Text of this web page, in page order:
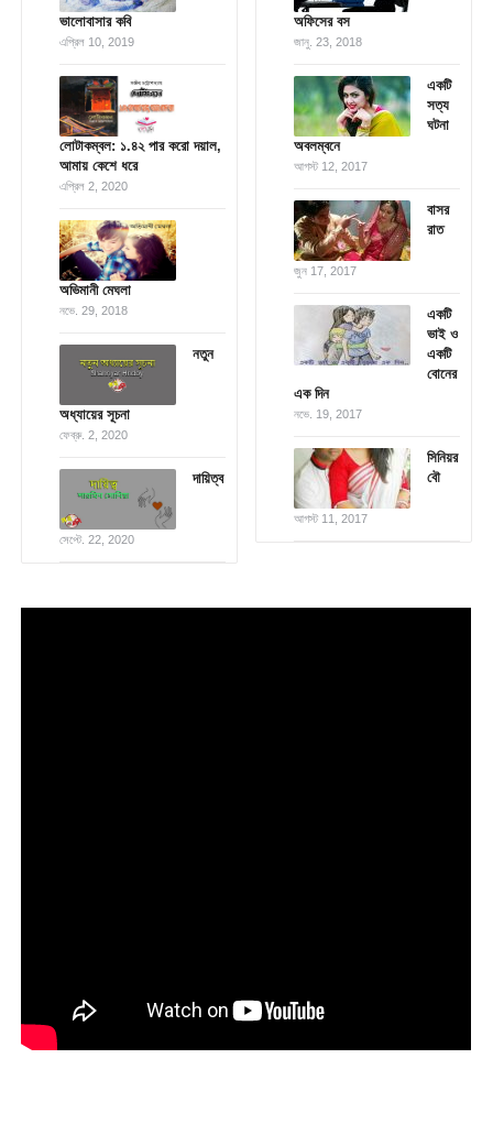
ভালোবাসার কবি
এপ্রিল 10, 2019
লোটাকম্বল: ১.৪২ পার করো দয়াল,
আমায় কেশে ধরে
এপ্রিল 2, 2020
অভিমানী মেঘলা
নভে. 29, 2018
নতুন
অধ্যায়ের সূচনা
ফেব্রু. 2, 2020
দায়িত্ব
সেপ্টে. 22, 2020
অফিসের বস
জানু. 23, 2018
একটি
সত্য
ঘটনা
অবলম্বনে
আগস্ট 12, 2017
বাসর
রাত
জুন 17, 2017
একটি
ভাই ও
একটি
বোনের
এক দিন
নভে. 19, 2017
সিনিয়র
বৌ
আগস্ট 11, 2017